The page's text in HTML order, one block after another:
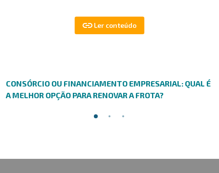
CONSÓRCIO OU FINANCIAMENTO EMPRESARIAL: QUAL É
A MELHOR OPÇÃO PARA RENOVAR A FROTA?